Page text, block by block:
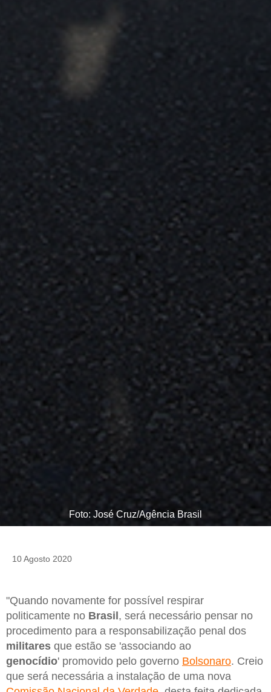
Foto: José Cruz/Agência Brasil
10 Agosto 2020
"Quando novamente for possível respirar
politicamente no Brasil, será necessário pensar no
procedimento para a responsabilização penal dos
militares que estão se 'associando ao
genocídio' promovido pelo governo Bolsonaro. Creio
que será necessária a instalação de uma nova